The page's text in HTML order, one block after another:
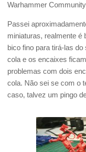
Warhammer
Passei
miniaturas, realmente é
bico fino para tirá-las
cola e os encaixes
problemas com dois
cola. Não sei se com o
caso, talvez um pingo